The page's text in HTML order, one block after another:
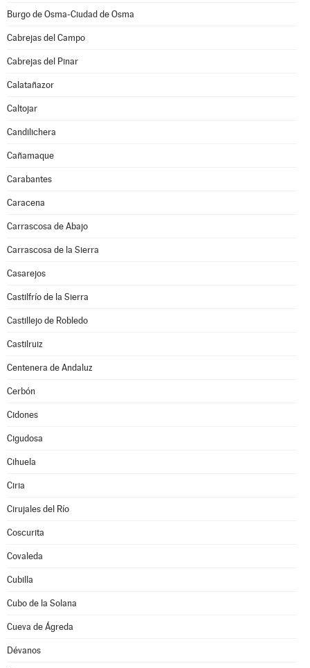
Burgo de Osma-Ciudad de Osma
Cabrejas del Campo
Cabrejas del Pinar
Calatañazor
Caltojar
Candilichera
Cañamaque
Carabantes
Caracena
Carrascosa de Abajo
Carrascosa de la Sierra
Casarejos
Castilfrío de la Sierra
Castillejo de Robledo
Castilruiz
Centenera de Andaluz
Cerbón
Cidones
Cigudosa
Cihuela
Ciria
Cirujales del Río
Coscurita
Covaleda
Cubilla
Cubo de la Solana
Cueva de Ágreda
Dévanos